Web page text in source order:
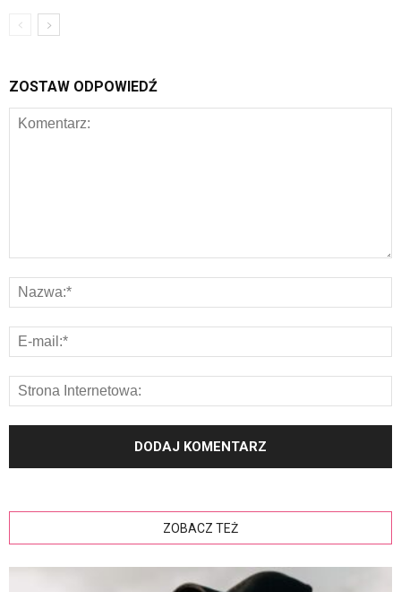
ZOSTAW ODPOWIEDŹ
ZOBACZ TEŻ